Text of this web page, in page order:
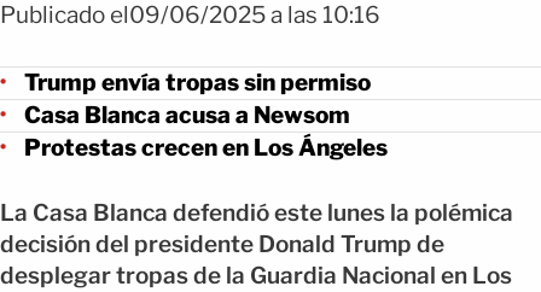
Publicado el09/06/2025 a las 10:16
Trump envía tropas sin permiso
Casa Blanca acusa a Newsom
Protestas crecen en Los Ángeles
La Casa Blanca defendió este lunes la polémica
decisión del presidente Donald Trump de
desplegar tropas de la Guardia Nacional en Los